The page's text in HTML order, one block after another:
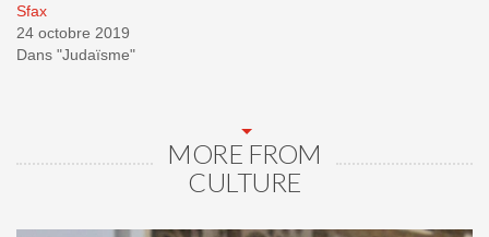
Sfax
24 octobre 2019
Dans "Judaïsme"
MORE FROM
CULTURE